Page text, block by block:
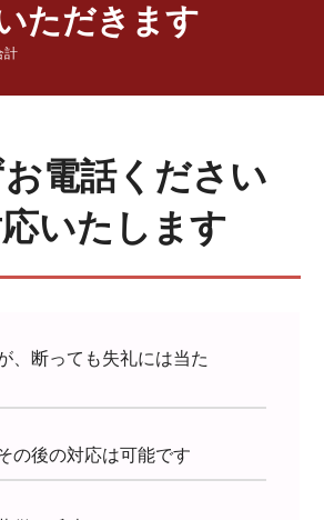
ただきます
計
電話ください
いたします
、断っても失礼には当た
の後の対応は可能です